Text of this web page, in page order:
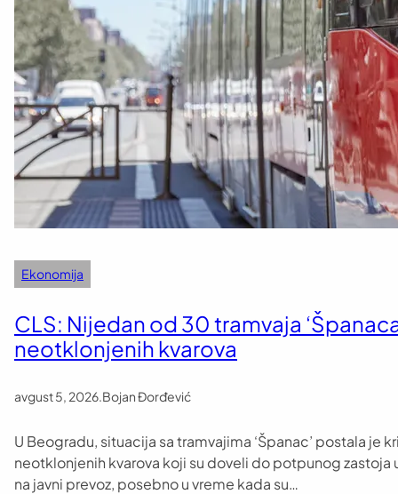
Ekonomija
CLS: Nijedan od 30 tramvaja
neotklonjenih kvarova
avgust 5, 2026 Bojan Đorđević
U Beogradu, situacija sa tramvajima ‘Španac’ postala
neotklonjenih kvarova koji su doveli do potpunog
na javni prevoz, posebno u vreme kada su…